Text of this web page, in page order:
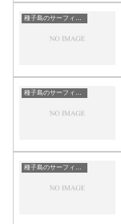
種子島のサーフィン波情報・ポイント・スポット一覧